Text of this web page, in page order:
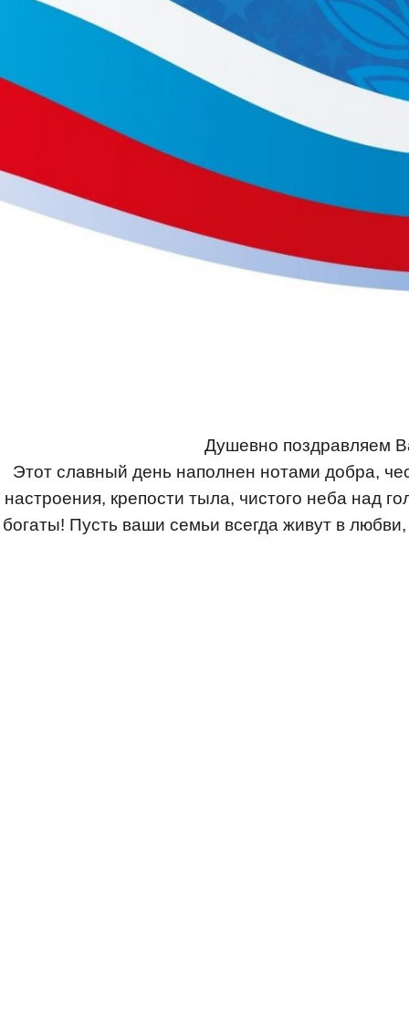
Душевно поздравляем
Этот славный день наполнен нотами добра,
настроения, крепости тыла, чистого неба над
богаты! Пусть ваши семьи всегда живут в